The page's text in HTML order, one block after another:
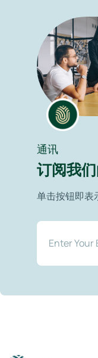
通讯
订阅我
单击按钮即表